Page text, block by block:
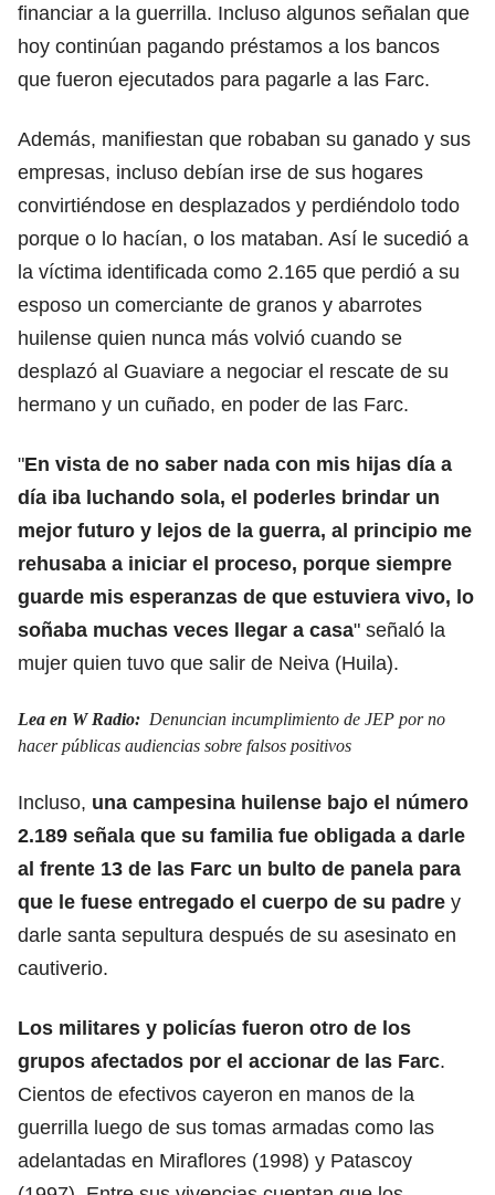
financiar a la guerrilla. Incluso algunos señalan que
hoy continúan pagando préstamos a los bancos
que fueron ejecutados para pagarle a las Farc.
Además, manifiestan que robaban su ganado y sus
empresas, incluso debían irse de sus hogares
convirtiéndose en desplazados y perdiéndolo todo
porque o lo hacían, o los mataban. Así le sucedió a
la víctima identificada como 2.165 que perdió a su
esposo un comerciante de granos y abarrotes
huilense quien nunca más volvió cuando se
desplazó al Guaviare a negociar el rescate de su
hermano y un cuñado, en poder de las Farc.
"En vista de no saber nada con mis hijas día a
día iba luchando sola, el poderles brindar un
mejor futuro y lejos de la guerra, al principio me
rehusaba a iniciar el proceso, porque siempre
guarde mis esperanzas de que estuviera vivo, lo
soñaba muchas veces llegar a casa" señaló la
mujer quien tuvo que salir de Neiva (Huila).
Lea en W Radio: Denuncian incumplimiento de JEP por no
hacer públicas audiencias sobre falsos positivos
Incluso, una campesina huilense bajo el número
2.189 señala que su familia fue obligada a darle
al frente 13 de las Farc un bulto de panela para
que le fuese entregado el cuerpo de su padre y
darle santa sepultura después de su asesinato en
cautiverio.
Los militares y policías fueron otro de los
grupos afectados por el accionar de las Farc.
Cientos de efectivos cayeron en manos de la
guerrilla luego de sus tomas armadas como las
adelantadas en Miraflores (1998) y Patascoy